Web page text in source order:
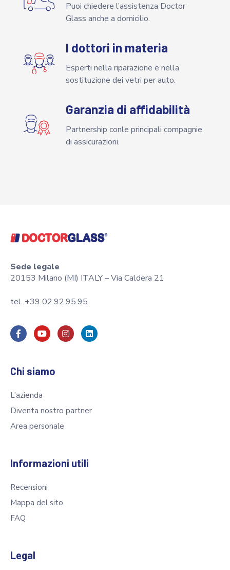
Puoi chiedere l’assistenza Doctor
Glass anche a domicilio.
I dottori in materia
Esperti nella riparazione e nella
sostituzione dei vetri per auto.
Garanzia di affidabilità
Partnership conle principali compagnie
di assicurazioni.
Sede legale
20153 Milano (MI) ITALY – Via Caldera 21
tel. +39 02.92.95.95
Chi siamo
L’azienda
Diventa nostro partner
Area personale
Informazioni utili
Recensioni
Mappa del sito
FAQ
Legal